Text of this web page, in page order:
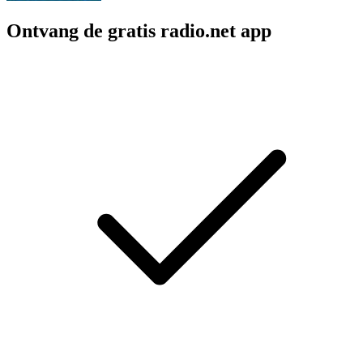
Ontvang de gratis radio.net app